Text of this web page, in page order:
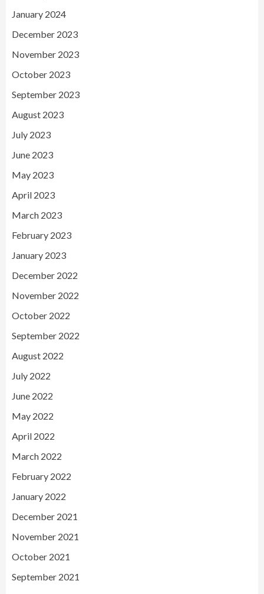
January 2024
December 2023
November 2023
October 2023
September 2023
August 2023
July 2023
June 2023
May 2023
April 2023
March 2023
February 2023
January 2023
December 2022
November 2022
October 2022
September 2022
August 2022
July 2022
June 2022
May 2022
April 2022
March 2022
February 2022
January 2022
December 2021
November 2021
October 2021
September 2021